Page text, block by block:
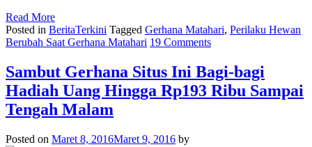
Read More
Posted in BeritaTerkini Tagged Gerhana Matahari, Perilaku Hewan
Berubah Saat Gerhana Matahari 19 Comments
Sambut Gerhana Situs Ini Bagi-bagi
Hadiah Uang Hingga Rp193 Ribu Sampai
Tengah Malam
Posted on Maret 8, 2016Maret 9, 2016 by